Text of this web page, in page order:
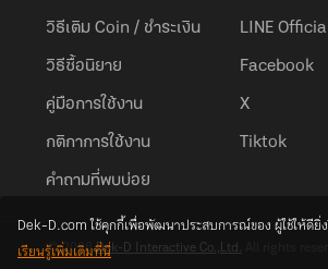
วิธีเติม Coin / ชำระเงิน
วิธีซื้อนิยาย
คู่มือการใช้งาน
กติกาการใช้งาน
คำถามที่พบบ่อย
LINE
Facebook
X
Tiktok
© 2026Dek-D Interactive Co.,Ltd.
Dek-D.com ใช้คุกกี้เพื่อพัฒนาประสบการณ์ของ ผู้ใช้ให้ดียิ่
เรียนรู้เพิ่มเติมที่นี่